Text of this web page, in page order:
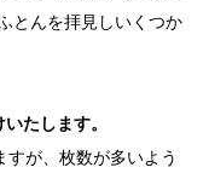
とんを拝見しいくつか
たします。
が、枚数が多いよう